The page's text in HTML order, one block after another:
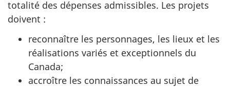
totalité des dépenses admissibles. Les projets
doivent :
reconnaître les personnages, les lieux et les
réalisations variés et exceptionnels du
Canada;
accroître les connaissances au sujet de